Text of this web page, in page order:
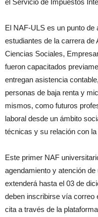
El NAF-ULS es un punto
estudiantes de la carrera de
Ciencias Sociales,
fueron capacitados
entregan asistencia
personas de baja renta y
mismos, como futuros
laboral desde un ámbito
técnicas y su relación con
Este primer NAF
agendamiento y atención
extenderá hasta el 03 de
deben inscribirse vía correo
cita a través de la